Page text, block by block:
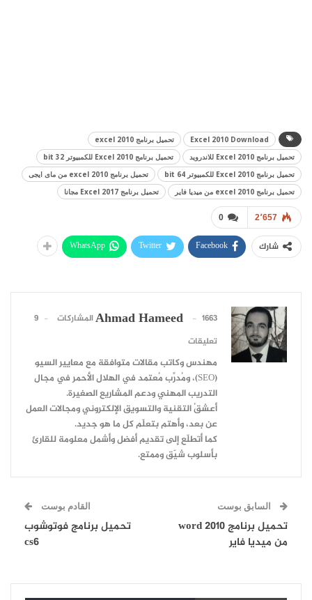
Excel 2010 Download
تحميل برنامج excel 2010
تحميل برنامج Excel 2010 للاندرويد
تحميل برنامج Excel 2010 للكمبيوتر 32 bit
تحميل برنامج Excel 2010 للكمبيوتر 64 bit
تحميل برنامج excel 2010 من ماى ايجى
تحميل برنامج excel 2010 من ميديا فاير
تحميل برنامج Excel 2017 مجانا
0 2٬657
شارك Facebook
Twitter
WhatsApp
Ahmad Hameed 1663 المشاركات
9
تعليقات
مهندس وكاتب مقالات متوافقة مع معايير السيو
(SEO)، ومُدرِّب مُعتمد في الهلال الأحمر في مجال
التدريب المهني ودعم المشاريع الصغيرة.
أعشقُ التقنية والتسويق الإلكتروني ومجالات العمل
عن بعد، وأهتم بتعلّم كل ما هو جديد.
كما أتطلّع إلى تقديم أفضل وأشمل معلومة للقارئ
بأسلوب شيّق وممتع.
السابق بوست
تحميل برنامج word 2010
من ميديا فاير
القادم بوست
تحميل برنامج فوتوشوب
cs6